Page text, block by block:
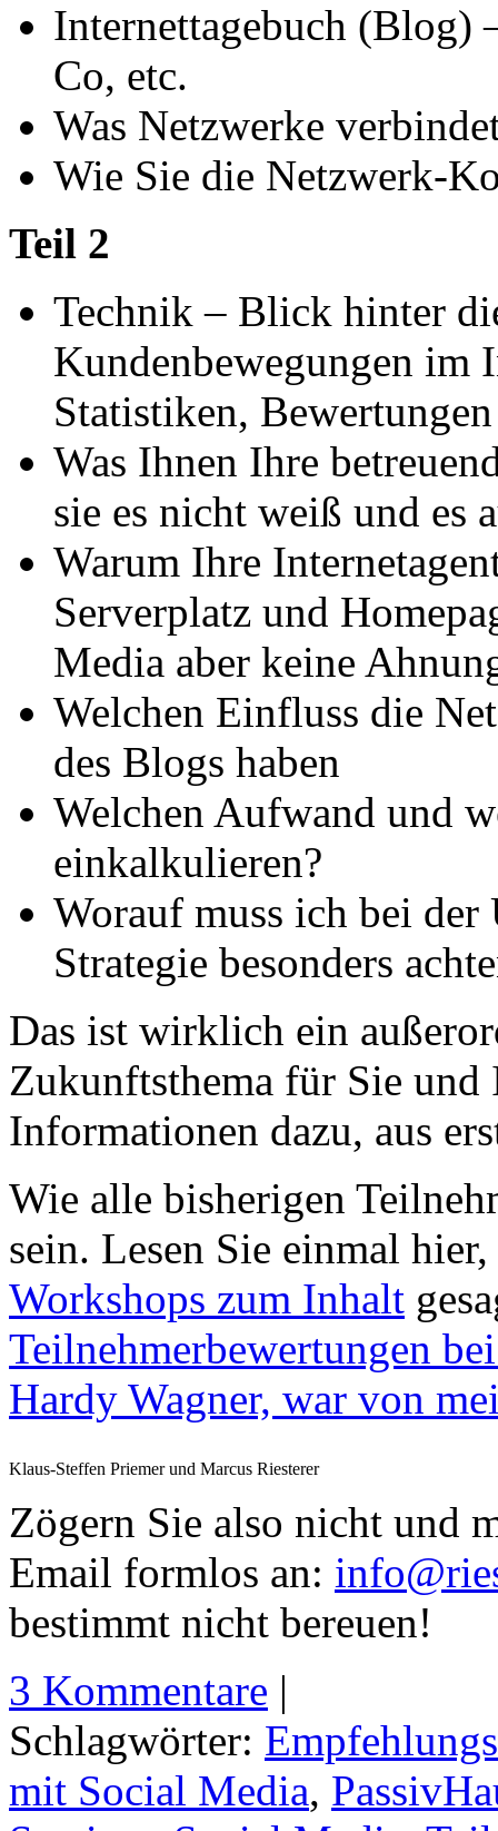
Internettagebuch
Co, etc.
Was Netzwerke
Wie Sie die Netzwerk-
Teil 2
Technik – Blick hinter
Kundenbewegungen im
Statistiken,
Was Ihnen Ihre
sie es nicht weiß und es
Warum Ihre
Serverplatz und
Media aber keine
Welchen Einfluss die
des Blogs haben
Welchen Aufwand und
einkalkulieren?
Worauf muss ich bei
Strategie besonders
Das ist wirklich ein
Zukunftsthema für Sie und
Informationen dazu, aus
Wie alle bisherigen
sein. Lesen Sie einmal
Workshops zum Inhalt
Teilnehmerbewertungen
Hardy Wagner, war von
Klaus-Steffen Priemer und Marcus Riesterer
Zögern Sie also nicht und
Email formlos an:
bestimmt nicht bereuen!
3 Kommentare |
Schlagwörter:
mit Social Media,